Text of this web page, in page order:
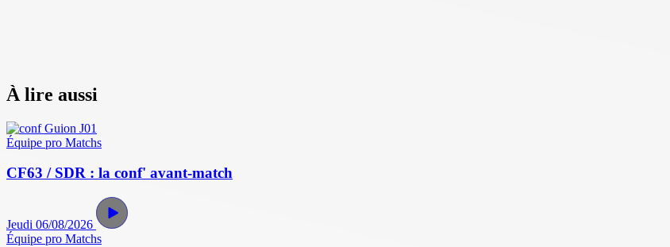
À lire aussi
Équipe pro Matchs
CF63 / SDR : la conf' avant-match
Jeudi 06/08/2026
Équipe pro Matchs